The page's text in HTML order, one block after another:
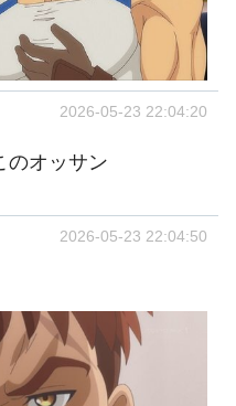
2026-05-23 22:04:20
のオッサン
2026-05-23 22:04:50